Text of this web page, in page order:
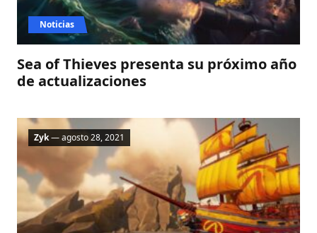
Sea of Thieves presenta su próximo año
de actualizaciones
Noticias
Zyk— agosto 28, 2021